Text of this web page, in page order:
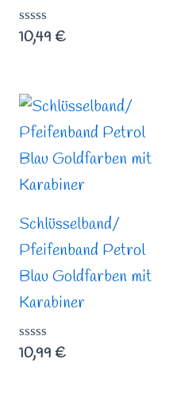
Bewertet
mit
10,49 €
Schlüsselband/
Pfeifenband Petrol
Blau Goldfarben mit
Karabiner
Bewertet
mit
10,99 €